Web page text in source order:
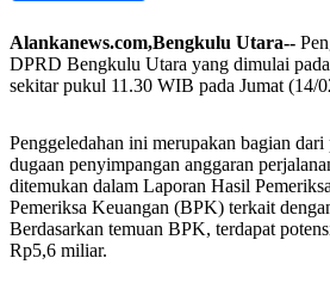
Alankanews.com,Bengkulu Utara--
DPRD Bengkulu Utara yang dimulai
sekitar pukul 11.30 WIB pada Jumat (14/
Penggeledahan ini merupakan bagian
dugaan penyimpangan anggaran
ditemukan dalam Laporan Hasil
Pemeriksa Keuangan (BPK) terkait
Berdasarkan temuan BPK, terdapat
Rp5,6 miliar.